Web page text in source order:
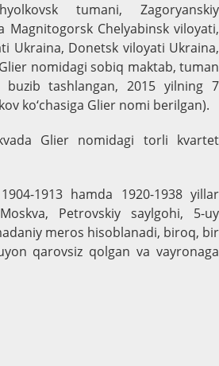
tumani, Zagoryanskiy
Magnitogorsk Chelyabinsk viloyati,
Ukraina, Donetsk viloyati Ukraina,
nomidagi sobiq maktab, tuman
tashlangan, 2015 yilning 7
ko‘chasiga Glier nomi berilgan).
Glier nomidagi torli kvartet
1913 hamda 1920-1938 yillar
Petrovskiy saylgohi, 5-uy
meros hisoblanadi, biroq, bir
qarovsiz qolgan va vayronaga